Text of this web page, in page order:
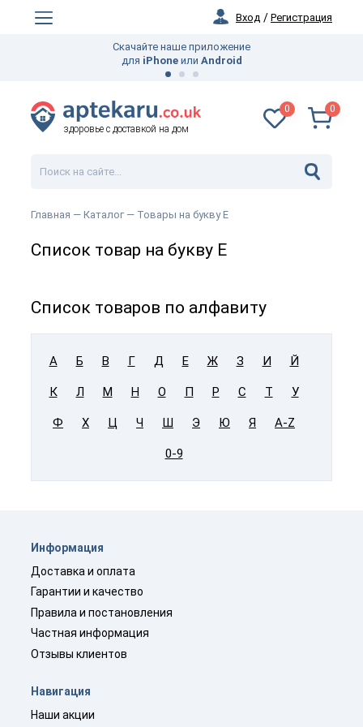
Вход / Регистрация
Скачайте наше приложение
для iPhone или Android
здоровье с доставкой на дом
0 0
Главная — Каталог — Товары на букву Е
Список товар на букву Е
Список товаров по алфавиту
А Б В Г Д Е Ж З И Й
К Л М Н О П Р С Т У
Ф Х Ц Ч Ш Э Ю Я A-Z
0-9
Информация
Доставка и оплата
Гарантии и качество
Правила и постановления
Частная информация
Отзывы клиентов
Навигация
Наши акции